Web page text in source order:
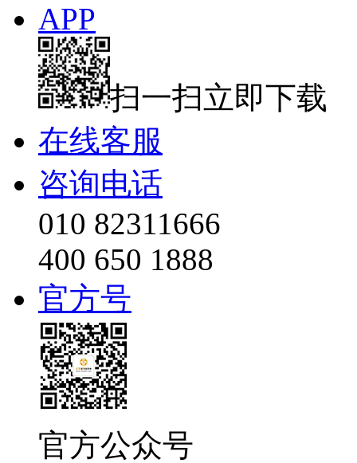
APP
扫一扫立即下载
在线客服
咨询电话
010 82311666
400 650 1888
官方号
官方公众号